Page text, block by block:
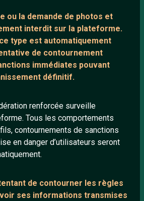
ou la demande de photos et
interdit sur la plateforme.
type est automatiquement
de contournement
immédiates pouvant
définitif.
renforcée surveille
Tous les comportements
contournements de sanctions
en danger d’utilisateurs seront
de contourner les règles
ses informations transmises